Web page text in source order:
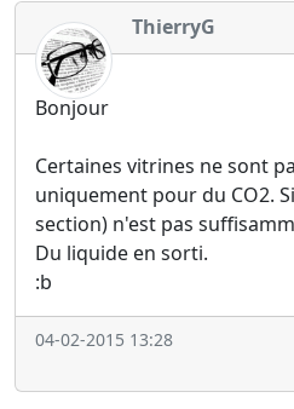
ThierryG
Bonjour
Certaines vitrines ne sont
uniquement pour du CO2.
section) n'est pas
Du liquide en sorti.
:b
04-02-2015 13:28